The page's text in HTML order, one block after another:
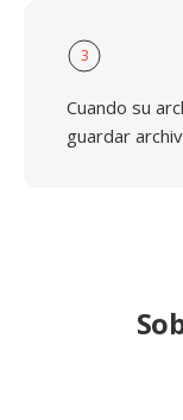
3
Cuando su
guardar